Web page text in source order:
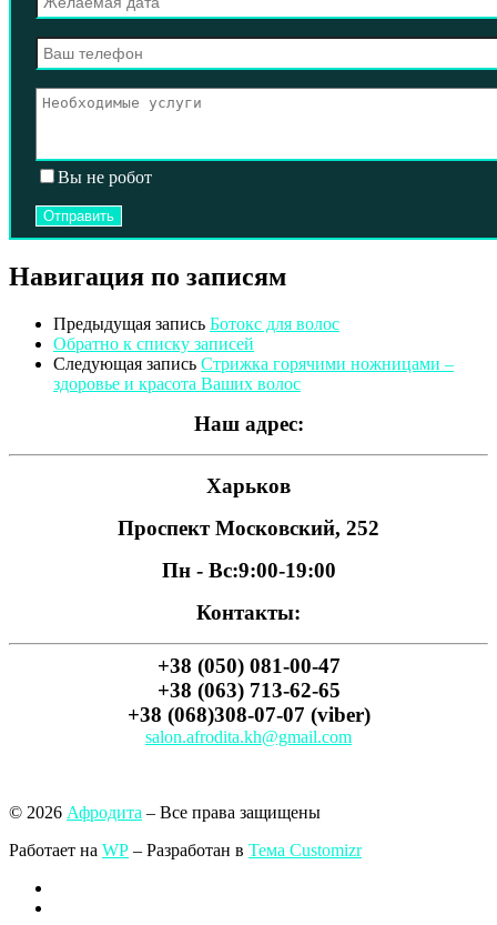
Вы не робот
Навигация по записям
Предыдущая запись Ботокс для волос
Обратно к списку записей
Следующая запись Стрижка горячими ножницами –
здоровье и красота Ваших волос
Наш адрес:
Харьков
Проспект Московский, 252
Пн - Вс:9:00-19:00
Контакты:
+38 (050) 081-00-47
+38 (063) 713-62-65
+38 (068)308-07-07 (viber)
salon.afrodita.kh@gmail.com
© 2026 Афродита – Все права защищены
Работает на WP – Разработан в Тема Customizr